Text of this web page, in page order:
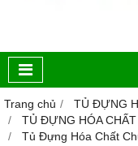
Trang chủ
TỦ ĐỰNG
TỦ ĐỰNG HÓA
Tủ Đựng Hóa Chất